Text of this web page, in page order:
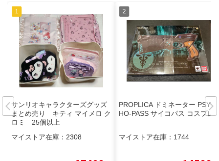
サンリオキャラクターズグッズ
まとめ売り キティ マイメロ ク
ロミ 25個以上
マイストア在庫： 2308
PROPLICA ドミネーター PSYC
HO-PASS サイコパス コスプレ
マイストア在庫： 1744